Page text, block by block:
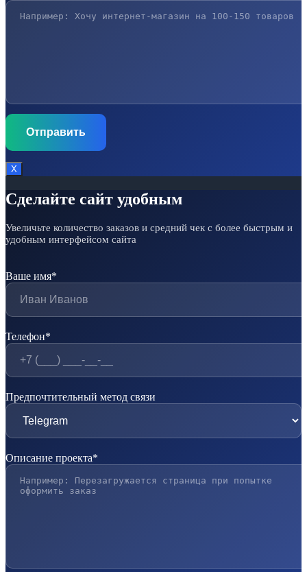
Х
Сделайте сайт удобным
Увеличьте количество заказов и средний чек с более быстрым и
удобным интерфейсом сайта
Ваше имя*
Телефон*
Предпочтительный метод связи
Описание проекта*